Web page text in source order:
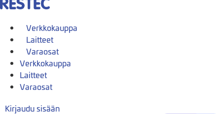
Verkkokauppa
Laitteet
Varaosat
Verkkokauppa
Laitteet
Varaosat
Kirjaudu sisään